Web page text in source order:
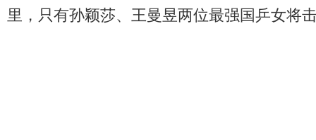
里，只有孙颖莎、王曼昱两位最强国乒女将